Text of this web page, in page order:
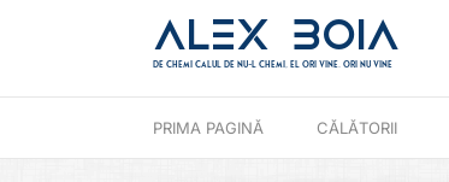
Alex Boia
De chemi calul de nu-l chemi, el ori vine. ori nu vine
PRIMA PAGINĂ CĂLĂTORII